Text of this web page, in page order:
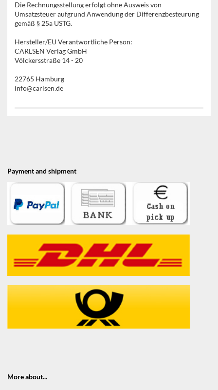
Die Rechnungsstellung erfolgt ohne Ausweis von
Umsatzsteuer aufgrund Anwendung der Differenzbesteurung
gemäß § 25a USTG.
Hersteller/EU Verantwortliche Person:
CARLSEN Verlag GmbH
Völckersstraße 14 - 20
22765 Hamburg
info@carlsen.de
Payment and shipment
More about...